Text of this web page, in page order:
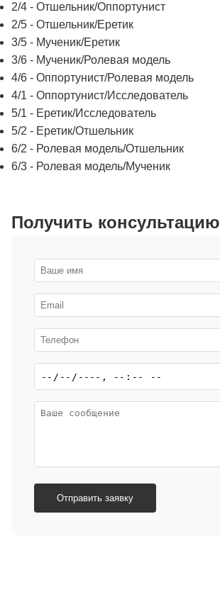
2/4 - Отшельник/Оппортунист
2/5 - Отшельник/Еретик
3/5 - Мученик/Еретик
3/6 - Мученик/Ролевая модель
4/6 - Оппортунист/Ролевая модель
4/1 - Оппортунист/Исследователь
5/1 - Еретик/Исследователь
5/2 - Еретик/Отшельник
6/2 - Ролевая модель/Отшельник
6/3 - Ролевая модель/Мученик
Получить консультацию
Отправить заявку